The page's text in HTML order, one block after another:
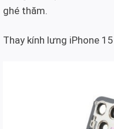
ghé thăm.
Thay kính lưng iPhone